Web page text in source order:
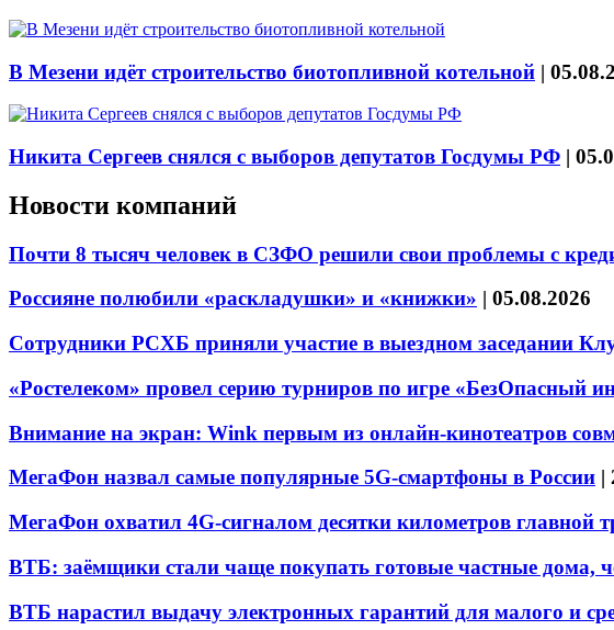
В Мезени идёт строительство биотопливной котельной |
Никита Сергеев снялся с выборов депутатов Госдумы РФ |
Новости компаний
Почти 8 тысяч человек в СЗФО решили свои проблемы с
Россияне полюбили «раскладушки» и «книжки» | 05.08.2026
Сотрудники РСХБ приняли участие в выездном заседании
«Ростелеком» провел серию турниров по игре «БезОпасный
Внимание на экран: Wink первым из онлайн-кинотеатров
МегаФон назвал самые популярные 5G-смартфоны в России |
МегаФон охватил 4G-сигналом десятки километров главной
ВТБ: заёмщики стали чаще покупать готовые частные дома,
ВТБ нарастил выдачу электронных гарантий для малого и